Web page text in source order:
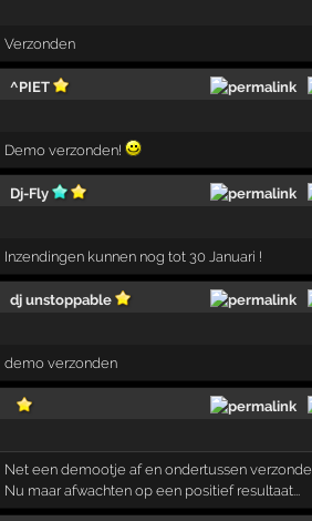
Verzonden
^PIET
Demo verzonden!
Dj-Fly
Inzendingen kunnen nog tot 30 Januari !
dj unstoppable
demo verzonden
Net een demootje af en ondertussen
Nu maar afwachten op een positief resultaat...